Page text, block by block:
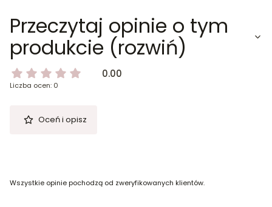
Przeczytaj opinie o tym
produkcie (rozwiń)
0.00
Liczba ocen: 0
Oceń i opisz
Wszystkie opinie pochodzą od zweryfikowanych klientów.